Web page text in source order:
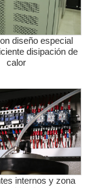
diseño especial
disipación de
calor
internos y zona